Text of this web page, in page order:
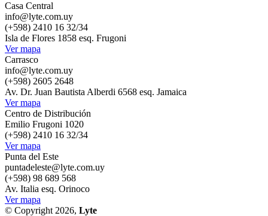
Casa Central
info@lyte.com.uy
(+598) 2410 16 32/34
Isla de Flores 1858 esq. Frugoni
Ver mapa
Carrasco
info@lyte.com.uy
(+598) 2605 2648
Av. Dr. Juan Bautista Alberdi 6568 esq. Jamaica
Ver mapa
Centro de Distribución
Emilio Frugoni 1020
(+598) 2410 16 32/34
Ver mapa
Punta del Este
puntadeleste@lyte.com.uy
(+598) 98 689 568
Av. Italia esq. Orinoco
Ver mapa
© Copyright 2026, Lyte